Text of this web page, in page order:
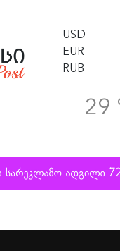
USD
EUR
RUB
29